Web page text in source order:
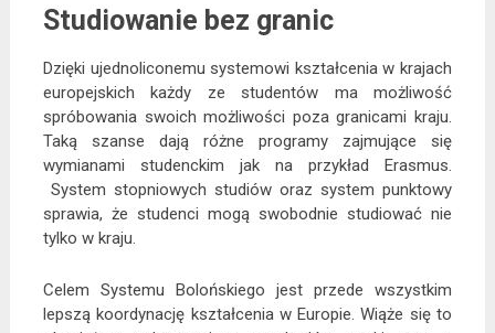
Studiowanie bez granic
Dzięki ujednoliconemu systemowi kształcenia w krajach
europejskich każdy ze studentów ma możliwość
spróbowania swoich możliwości poza granicami kraju.
Taką szanse dają różne programy zajmujące się
wymianami studenckim jak na przykład Erasmus.
System stopniowych studiów oraz system punktowy
sprawia, że studenci mogą swobodnie studiować nie
tylko w kraju.
Celem Systemu Bolońskiego jest przede wszystkim
lepszą koordynację kształcenia w Europie. Wiąże się to